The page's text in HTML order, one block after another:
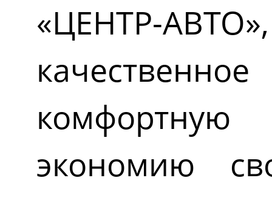
«ЦЕНТР-
экономию